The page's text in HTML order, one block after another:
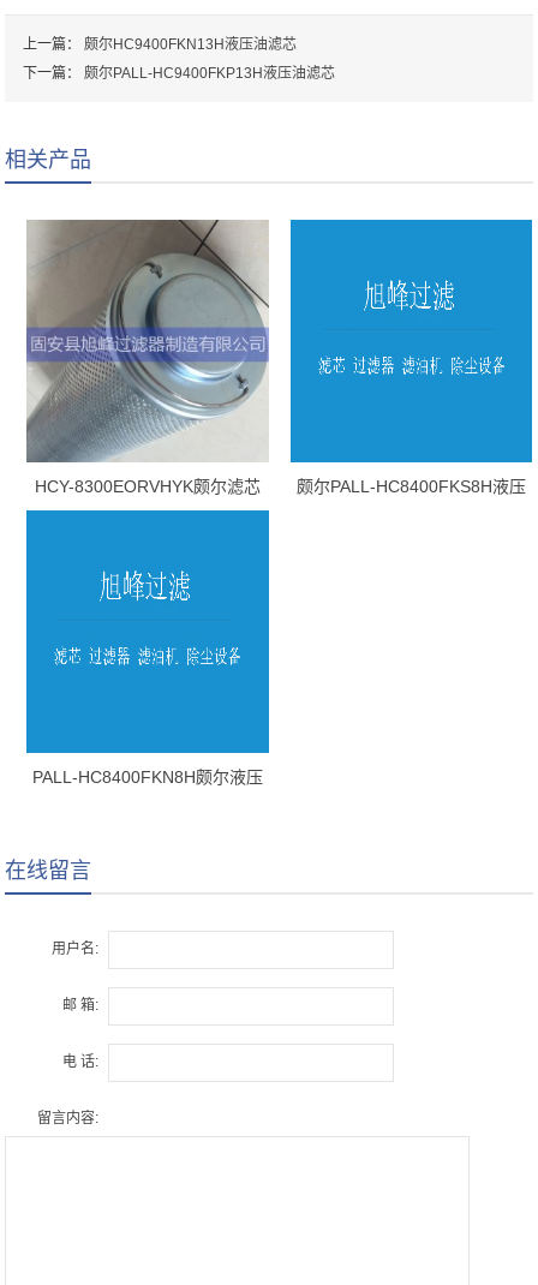
上一篇：颇尔HC9400FKN13H液压油滤芯
下一篇：颇尔PALL-HC9400FKP13H液压油滤芯
相关产品
HCY-8300EORVHYK颇尔滤芯
颇尔PALL-HC8400FKS8H液压
PALL-HC8400FKN8H颇尔液压
在线留言
用户名:
邮 箱:
电 话:
留言内容: